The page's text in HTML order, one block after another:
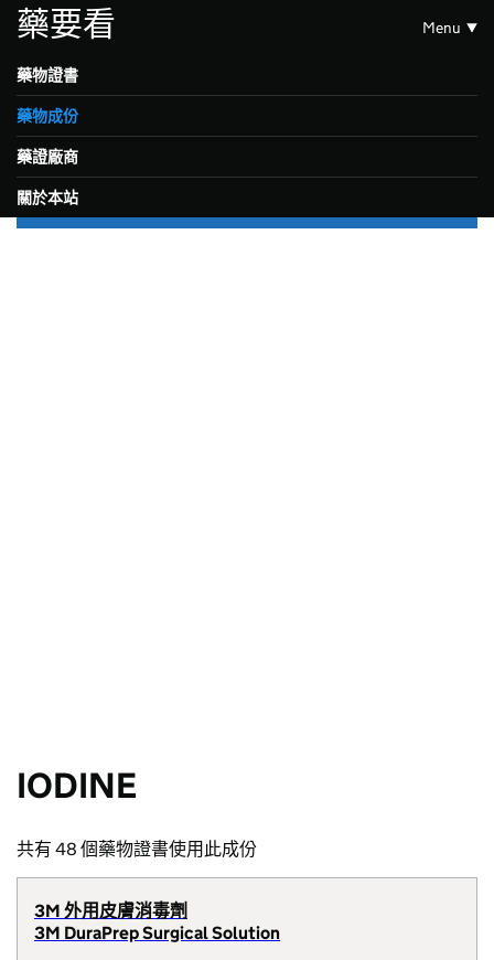
藥要看 Menu
藥物證書
藥物成份
藥證廠商
關於本站
IODINE
共有 48 個藥物證書使用此成份
3M 外用皮膚消毒劑
3M DuraPrep Surgical Solution